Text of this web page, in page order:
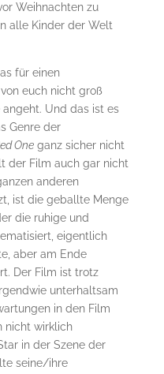
Weihnachten zu
alle Kinder der Welt
für einen
euch nicht groß
Und das ist es
Genre der
Oneganz sicher nicht
der Film auch gar nicht
anderen
ist die geballte Menge
die ruhige und
eigentlich
aber am Ende
Der Film ist trotz
unterhaltsam
in den Film
nicht wirklich
in der Szene der
seine/ihre